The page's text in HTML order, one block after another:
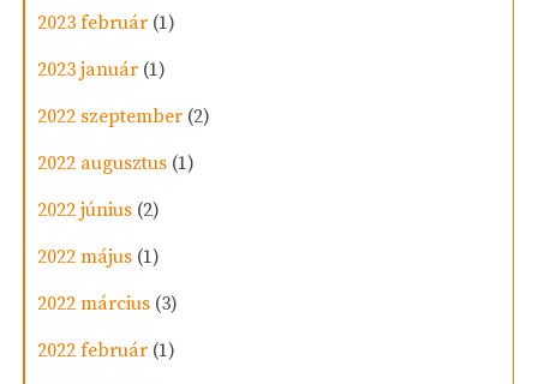
2023 február (1)
2023 január (1)
2022 szeptember (2)
2022 augusztus (1)
2022 június (2)
2022 május (1)
2022 március (3)
2022 február (1)